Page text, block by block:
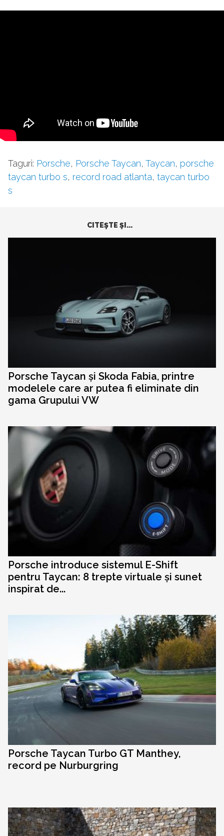
Taguri: Porsche, Porsche Taycan, Taycan, porsche
taycan turbo s, record road atlanta, taycan turbo
s
CITEŞTE ŞI...
Porsche Taycan și Skoda Fabia, printre
modelele care ar putea fi eliminate din
gama Grupului VW
Porsche introduce sistemul E-Shift
pentru Taycan: 8 trepte virtuale și sunet
inspirat de...
Porsche Taycan Turbo GT Manthey,
record pe Nurburgring